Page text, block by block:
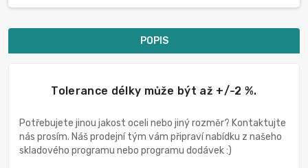
POPIS
Tolerance délky může být až +/-2 %.
Potřebujete jinou jakost oceli nebo jiný rozměr? Kontaktujte
nás prosím. Náš prodejní tým vám připraví nabídku z našeho
skladového programu nebo programu dodávek :)